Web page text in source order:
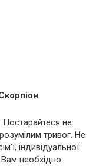
не
тривог. Не
індивідуальної
Вам необхідно